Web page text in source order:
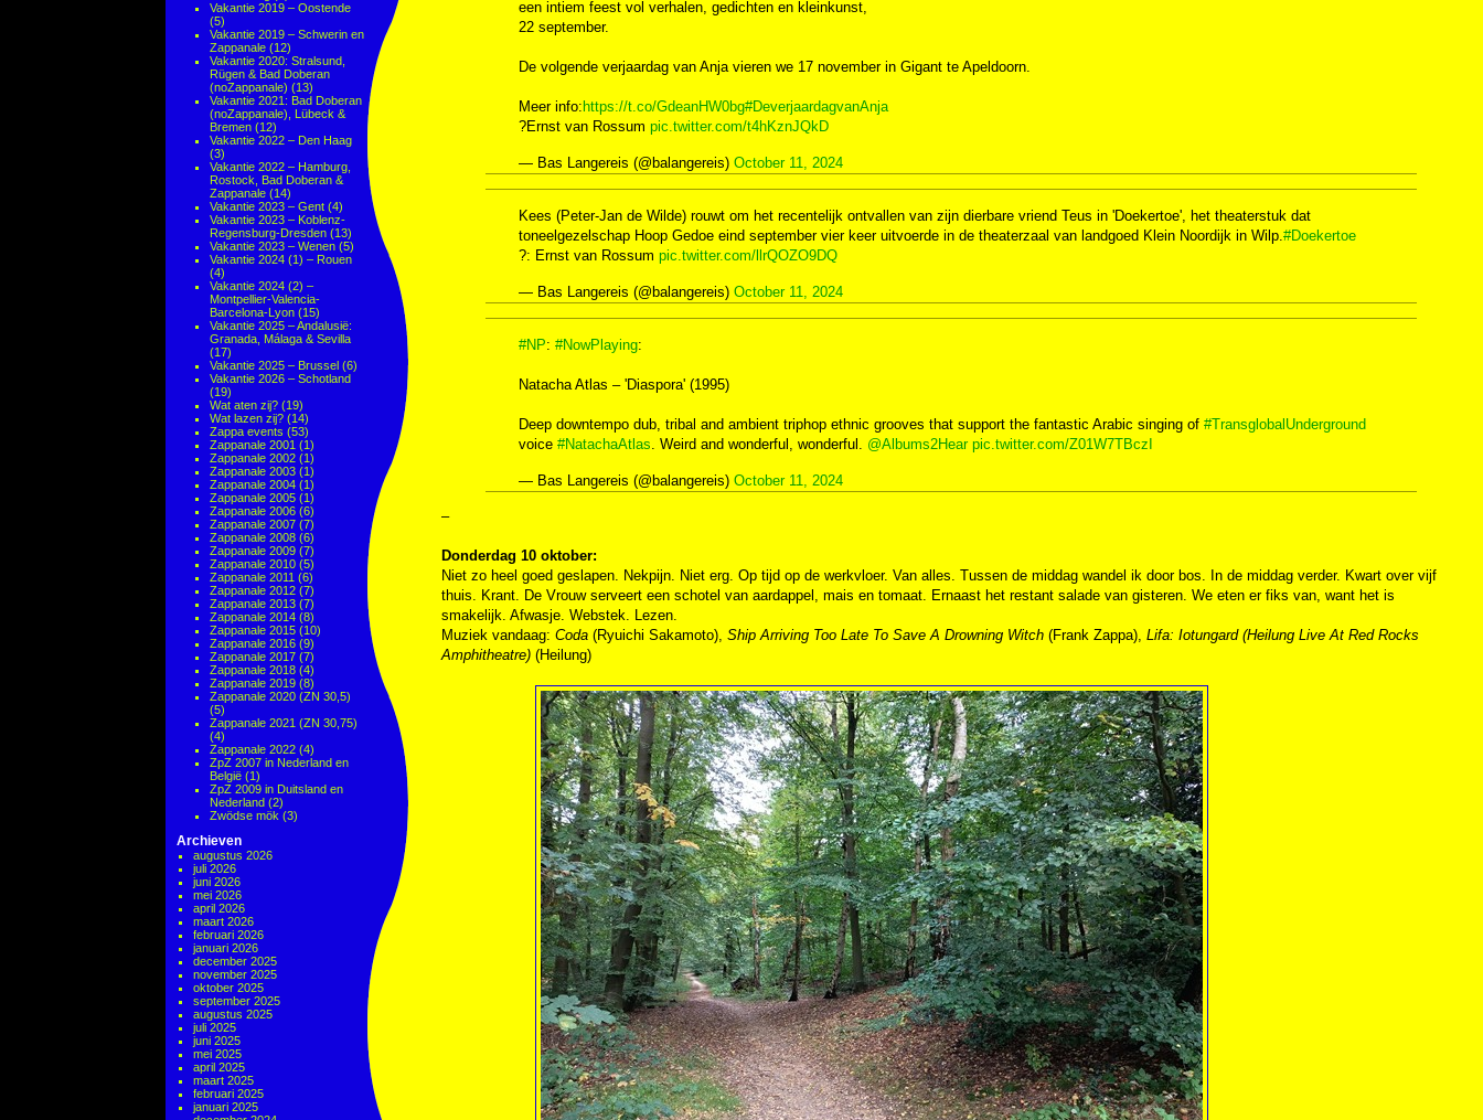
Vakantie 2019 – Oostende
(5)
Vakantie 2019 – Schwerin en
Zappanale (12)
Vakantie 2020: Stralsund,
Rügen & Bad Doberan
(noZappanale) (13)
Vakantie 2021: Bad Doberan
(noZappanale), Lübeck &
Bremen (12)
Vakantie 2022 – Den Haag
(3)
Vakantie 2022 – Hamburg,
Rostock, Bad Doberan &
Zappanale (14)
Vakantie 2023 – Gent (4)
Vakantie 2023 – Koblenz-
Regensburg-Dresden (13)
Vakantie 2023 – Wenen (5)
Vakantie 2024 (1) – Rouen
(4)
Vakantie 2024 (2) –
Montpellier-Valencia-
Barcelona-Lyon (15)
Vakantie 2025 – Andalusië:
Granada, Málaga & Sevilla
(17)
Vakantie 2025 – Brussel (6)
Vakantie 2026 – Schotland
(19)
Wat aten zij? (19)
Wat lazen zij? (14)
Zappa events (53)
Zappanale 2001 (1)
Zappanale 2002 (1)
Zappanale 2003 (1)
Zappanale 2004 (1)
Zappanale 2005 (1)
Zappanale 2006 (6)
Zappanale 2007 (7)
Zappanale 2008 (6)
Zappanale 2009 (7)
Zappanale 2010 (5)
Zappanale 2011 (6)
Zappanale 2012 (7)
Zappanale 2013 (7)
Zappanale 2014 (8)
Zappanale 2015 (10)
Zappanale 2016 (9)
Zappanale 2017 (7)
Zappanale 2018 (4)
Zappanale 2019 (8)
Zappanale 2020 (ZN 30,5)
(5)
Zappanale 2021 (ZN 30,75)
(4)
Zappanale 2022 (4)
ZpZ 2007 in Nederland en
België (1)
ZpZ 2009 in Duitsland en
Nederland (2)
Zwödse mök (3)
Archieven
augustus 2026
juli 2026
juni 2026
mei 2026
april 2026
maart 2026
februari 2026
januari 2026
december 2025
november 2025
oktober 2025
september 2025
augustus 2025
juli 2025
juni 2025
mei 2025
april 2025
maart 2025
februari 2025
januari 2025
een intiem feest vol verhalen, gedichten en kleinkunst,
22 september.
De volgende verjaardag van Anja vieren we 17 november in Gigant te Apeldoorn.
Meer info: https://t.co/GdeanHW0bg#DeverjaardagvanAnja
?Ernst van Rossum pic.twitter.com/t4hKznJQkD
— Bas Langereis (@balangereis) October 11, 2024
Kees (Peter-Jan de Wilde) rouwt om het recentelijk ontvallen van zijn dierbare vriend Teus in 'Doekertoe', het theaterstuk dat
toneelgezelschap Hoop Gedoe eind september vier keer uitvoerde in de theaterzaal van landgoed Klein Noordijk in Wilp.#Doekertoe
?: Ernst van Rossum pic.twitter.com/llrQOZO9DQ
— Bas Langereis (@balangereis) October 11, 2024
#NP: #NowPlaying:
Natacha Atlas – 'Diaspora' (1995)
Deep downtempo dub, tribal and ambient triphop ethnic grooves that support the fantastic Arabic singing of #TransglobalUnderground
voice #NatachaAtlas. Weird and wonderful, wonderful. @Albums2Hear pic.twitter.com/Z01W7TBczI
— Bas Langereis (@balangereis) October 11, 2024
–
Donderdag 10 oktober:
Niet zo heel goed geslapen. Nekpijn. Niet erg. Op tijd op de werkvloer. Van alles. Tussen de middag wandel ik door bos. In de middag verder. Kwart over vijf
thuis. Krant. De Vrouw serveert een schotel van aardappel, mais en tomaat. Ernaast het restant salade van gisteren. We eten er fiks van, want het is
smakelijk. Afwasje. Webstek. Lezen.
Muziek vandaag: Coda (Ryuichi Sakamoto), Ship Arriving Too Late To Save A Drowning Witch (Frank Zappa), Lifa: Iotungard (Heilung Live At Red Rocks
Amphitheatre) (Heilung)